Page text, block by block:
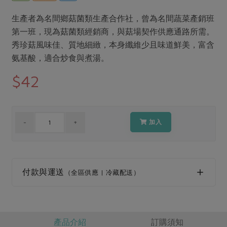
家庭清潔 織品
日用品 圖書禮品
防災用品
最新產品
主題食譜
異國料理
年菜食譜
養身食補
節慶大餐
高麗菜海鮮煎餅
更多議題活動
把最好的台灣味帶回家！
生活者e週報
綠主張月刊
選舉專區
最新消息
媒體報導
活動報下載
生產者為名間鄉菇菌類生產合作社，曾為名間蔬菜產銷班
第一班，現為菇菌類經銷商，與菇場契作供應通路所需。
秀珍菇風味佳、質地細緻，本身纖維少且味道鮮美，富含
氨基酸，適合炒食與煮湯。
$42
加入
付款與運送 （全區供應 | 冷藏配送）
產品介紹 訂購須知